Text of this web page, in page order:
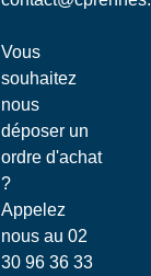
Vous
souhaitez
nous
déposer un
ordre d'achat
?
Appelez
nous au02
30 96 36 33